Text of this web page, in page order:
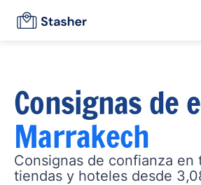
Consignas de
Marrakech
Consignas de confianza en
tiendas y hoteles desde